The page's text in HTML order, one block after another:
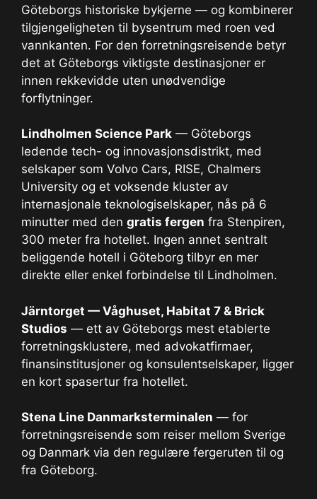
Göteborgs historiske bykjerne — og kombinerer
tilgjengeligheten til bysentrum med roen ved
vannkanten. For den forretningsreisende betyr
det at Göteborgs viktigste destinasjoner er
innen rekkevidde uten unødvendige
forflytninger.
Lindholmen Science Park — Göteborgs
ledende tech- og innovasjonsdistrikt, med
selskaper som Volvo Cars, RISE, Chalmers
University og et voksende kluster av
internasjonale teknologiselskaper, nås på 6
minutter med den gratis fergen fra Stenpiren,
300 meter fra hotellet. Ingen annet sentralt
beliggende hotell i Göteborg tilbyr en mer
direkte eller enkel forbindelse til Lindholmen.
Järntorget — Våghuset, Habitat 7 & Brick
Studios — ett av Göteborgs mest etablerte
forretningsklustere, med advokatfirmaer,
finansinstitusjoner og konsulentselskaper, ligger
en kort spasertur fra hotellet.
Stena Line Danmarksterminalen — for
forretningsreisende som reiser mellom Sverige
og Danmark via den regulære fergeruten til og
fra Göteborg.